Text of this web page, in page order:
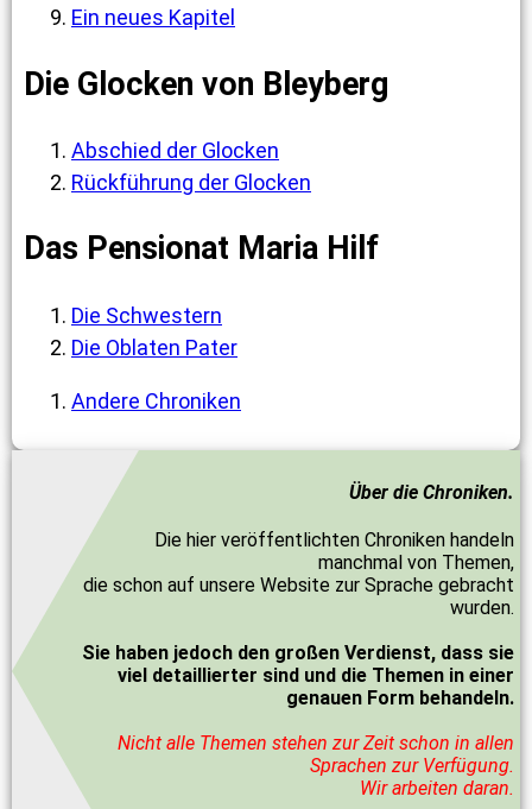
Ein neues Kapitel
Die Glocken von Bleyberg
Abschied der Glocken
Rückführung der Glocken
Das Pensionat Maria Hilf
Die Schwestern
Die Oblaten Pater
Andere Chroniken
Über die Chroniken.
Die hier veröffentlichten Chroniken handeln
manchmal von Themen,
die schon auf unsere Website zur Sprache gebracht
wurden.
Sie haben jedoch den großen Verdienst, dass sie
viel detaillierter sind und die Themen in einer
genauen Form behandeln.
Nicht alle Themen stehen zur Zeit schon in allen
Sprachen zur Verfügung.
Wir arbeiten daran.